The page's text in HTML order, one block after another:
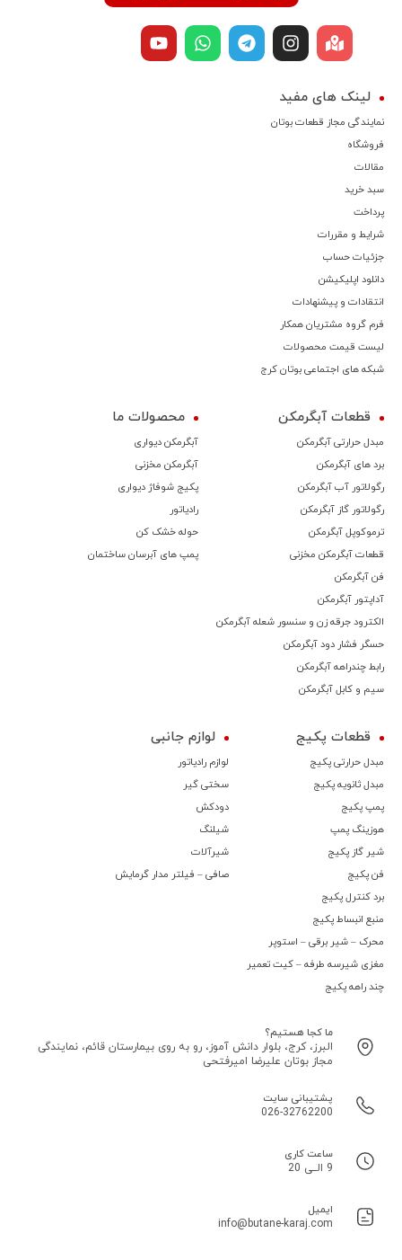
لینک های مفید
نمایندگی مجاز قطعات بوتان
فروشگاه
مقالات
سبد خرید
پرداخت
شرایط و مقررات
جزئیات حساب
دانلود اپلیکیشن
انتقادات و پیشنهادات
فرم گروه مشتریان همکار
لیست قیمت محصولات
شبکه های اجتماعی بوتان کرج
قطعات آبگرمکن
مبدل حرارتی آبگرمکن
برد های آبگرمکن
رگولاتور آب آبگرمکن
رگولاتور گاز آبگرمکن
ترموكوپل آبگرمکن
قطعات آبگرمکن مخزنی
فن آبگرمکن
آداپتور آبگرمکن
الکترود جرقه زن و سنسور شعله آبگرمکن
حسگر فشار دود آبگرمکن
رابط چندراهه آبگرمکن
سیم و کابل آبگرمکن
محصولات ما
آبگرمکن دیواری
آبگرمکن مخزنی
پکیج شوفاژ دیواری
رادیاتور
حوله خشک کن
پمپ های آبرسان ساختمان
قطعات پکیج
مبدل حرارتی پکیج
مبدل ثانویه پکیج
پمپ پکیج
هوزینگ پمپ
شیر گاز پکیج
فن پکیج
برد کنترل پکیج
منبع انبساط پکیج
محرک – شیر برقی – استوپر
مغزی شیرسه طرفه – کیت تعمیر
چند راهه پکیج
لوازم جانبی
لوازم رادیاتور
سختی گیر
دودکش
شیلنگ
شیرآلات
صافی – فیلتر مدار گرمایش
ما کجا هستیم؟
البرز، کرج، بلوار دانش آموز، رو به روی بیمارستان قائم، نمایندگی
مجاز بوتان علیرضا امیرفتحی
پشتیبانی سایت
026-32762200
ساعت کاری
9 الــی 20
ایمیل
info@butane-karaj.com